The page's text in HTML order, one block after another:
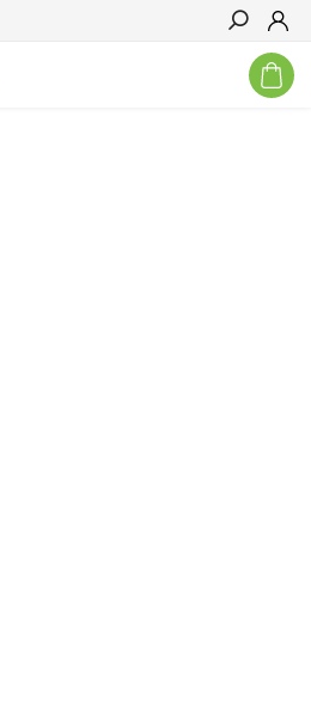
Hledat